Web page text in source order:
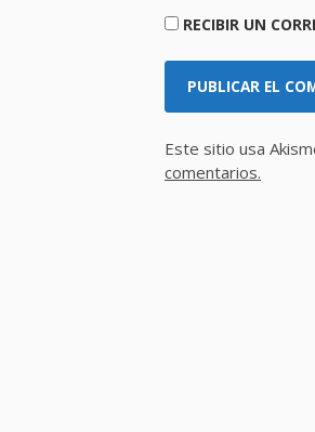
RECIBIR UN
Este sitio usa
comentarios.